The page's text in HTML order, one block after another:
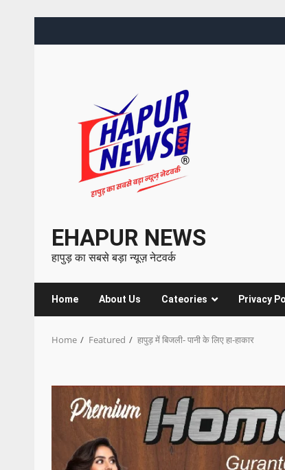
EHAPUR NEWS
हापुड़ का सबसे बड़ा न्यूज़ नेटवर्क
Home About Us Cateories Privacy
Home Featured हापुड़ में बिजली- पानी के लिए हा-हाकार